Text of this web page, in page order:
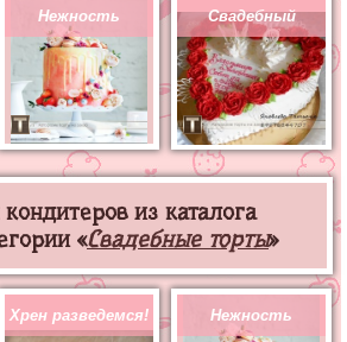
Нежность Свадебный
из каталога
«Свадебные торты»
Хрен разведемся! Нежность